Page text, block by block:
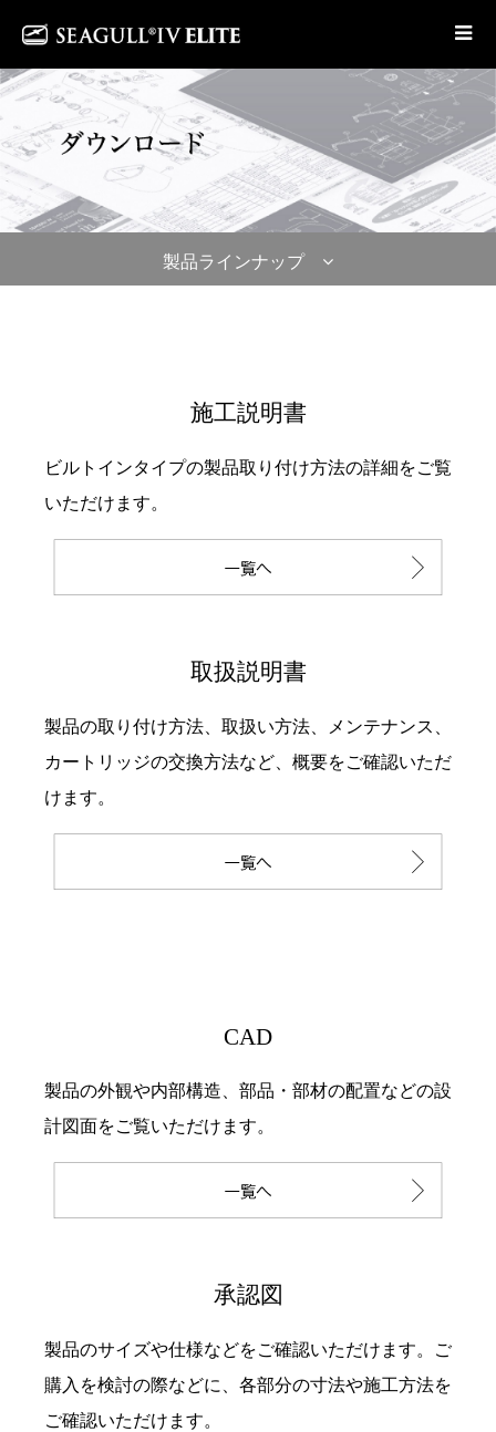
製品ラインナップ
施工説明書
ビルトインタイプの製品取り付け方法の詳細をご覧
いただけます。
取扱説明書
製品の取り付け方法、取扱い方法、メンテナンス、
カートリッジの交換方法など、概要をご確認いただ
けます。
CAD
製品の外観や内部構造、部品・部材の配置などの設
計図面をご覧いただけます。
承認図
製品のサイズや仕様などをご確認いただけます。ご
購入を検討の際などに、各部分の寸法や施工方法を
ご確認いただけます。